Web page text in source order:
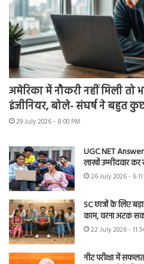
अमेरिका में नौकरी नहीं मिली तो
इंजीनियर, बोले- संघर्ष ने बहुत
29 July 2026 - 8:00 PM
UGC NET
लाखों उम्मीदवार कर
26 July 2026 -
SC छात्रों के लिए
काम, वरना अटक
22 July 2026 -
नीट परीक्षा में